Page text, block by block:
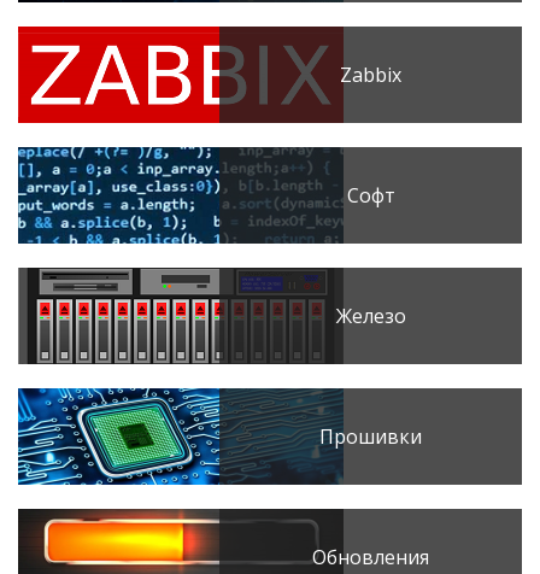
Zabbix
Софт
Железо
Прошивки
Обновления